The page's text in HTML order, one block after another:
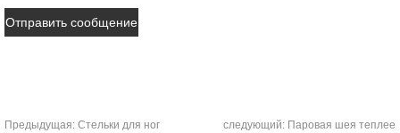
Предыдущая: Стельки для ног
следующий: Паровая шея теплее